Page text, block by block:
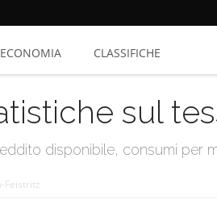
ECONOMIA CLASSIFICHE
sul
disponibile, consumi
Feistritz